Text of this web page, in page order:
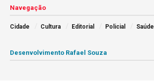
Navegação
Cidade Cultura Editorial Policial Saúde
Desenvolvimento Rafael Souza